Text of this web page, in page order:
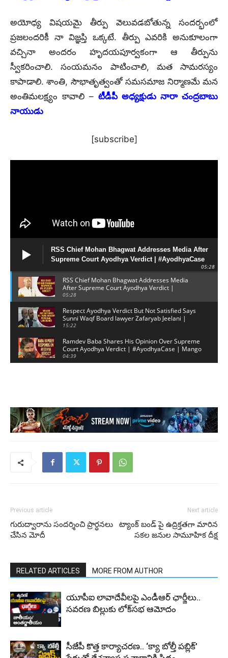
అయోధ్య విషయమై తీర్పు వెలువడబోతున్న సందర్భంలో
ప్రజలందరికీ నా విజ్ఞప్తి ఒక్కటే. తీర్పు ఎవరికి అనుకూలంగా
వచ్చినా అందరం హృదయపూర్వకంగా ఆ తీర్పును
స్వీకరించాలి. సంయమనం పాటించాలి, మత సామరస్యం
కాపాడాలి. శాంతి, సౌభాతృత్వంతో సమసమాజ నిర్మాణమే మన
అంతిమలక్ష్యం కావాలి – టీడీపీ అధ్యక్షుడు నారా చంద్రబాబు
నాయుడు
[subscribe]
RSS Chief Mohan Bhagwat Addresses Media After
Supreme Court Ayodhya Verdict | #AyodhyaCase
05:28
RSS Chief Mohan Bhagwat Addresses Media
After Supreme Court Ayodhya Verdict |
#AyodhyaCase
05:28
Respect Ayodhya Verdict But Not Satisfied Says
Sunni Waqf Board lawyer Zafaryab Jeelani |
Mango News
15:22
Ramdev Baba Shares His Opinion Over Supreme
Court Ayodhya Verdict | #AyodhyaCase | Mango
News
04:39
Previous article
గురుద్వారాను సందర్శించి ప్రార్ధనలు
చేసిన మోదీ
Next article
ట్యాంక్ బండ్ పై ఉద్రిక్తతగా మారిన
సకల జనుల సామూహిక దీక్ష
RELATED ARTICLES MORE FROM AUTHOR
జాతీయం/
అంతర్జాతీయం
యూపీఐ లావాదేవీలపై ఎండీఆర్ ఛార్జీలు..
సవరణ బిల్లుకు లోక్‌సభ ఆమోదం
సీజేపీ కొత్త కార్యాచరణ.. ‘క్యా బోల్తీ పబ్లిక్’